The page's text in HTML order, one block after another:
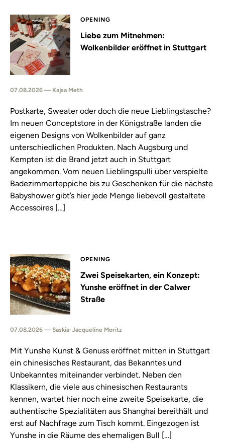
OPENING
Liebe zum Mitnehmen:
Wolkenbilder eröffnet in Stuttgart
07.08.2026 — Kajsa Meth
Postkarte, Sweater oder doch die neue Lieblingstasche?
Im neuen Conceptstore in der Königstraße landen die
eigenen Designs von Wolkenbilder auf ganz
unterschiedlichen Produkten. Nach Augsburg und
Kempten ist die Brand jetzt auch in Stuttgart
angekommen. Vom neuen Lieblingspulli über verspielte
Badezimmerteppiche bis zu Geschenken für die nächste
Babyshower gibt’s hier jede Menge liebevoll gestaltete
Accessoires […]
OPENING
Zwei Speisekarten, ein Konzept:
Yunshe eröffnet in der Calwer
Straße
07.08.2026 — Saskia-Jacqueline Moritz
Mit Yunshe Kunst & Genuss eröffnet mitten in Stuttgart
ein chinesisches Restaurant, das Bekanntes und
Unbekanntes miteinander verbindet. Neben den
Klassikern, die viele aus chinesischen Restaurants
kennen, wartet hier noch eine zweite Speisekarte, die
authentische Spezialitäten aus Shanghai bereithält und
erst auf Nachfrage zum Tisch kommt. Eingezogen ist
Yunshe in die Räume des ehemaligen Bull […]